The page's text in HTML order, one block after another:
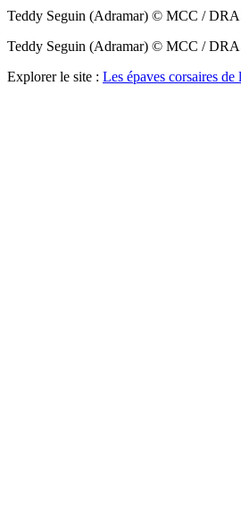
Teddy Seguin (Adramar) © MCC /
Teddy Seguin (Adramar) © MCC /
Explorer le site : Les épaves corsaires de